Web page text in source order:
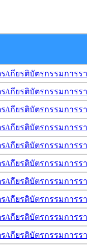
/เกียรติบัตรกรรมการร
/เกียรติบัตรกรรมการร
/เกียรติบัตรกรรมการร
/เกียรติบัตรกรรมการร
/เกียรติบัตรกรรมการร
/เกียรติบัตรกรรมการร
/เกียรติบัตรกรรมการร
/เกียรติบัตรกรรมการร
/เกียรติบัตรกรรมการร
/เกียรติบัตรกรรมการร